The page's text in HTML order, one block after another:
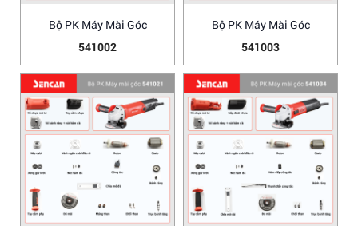
Bộ PK Máy Mài Góc
541002
Bộ PK Máy Mài Góc
541003